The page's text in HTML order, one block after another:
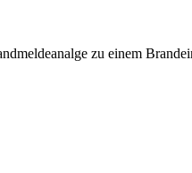
zu einem